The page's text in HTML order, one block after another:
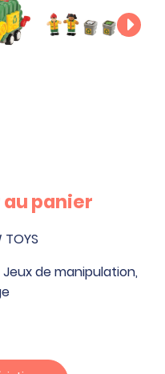
panier
Jeux de manipulation,